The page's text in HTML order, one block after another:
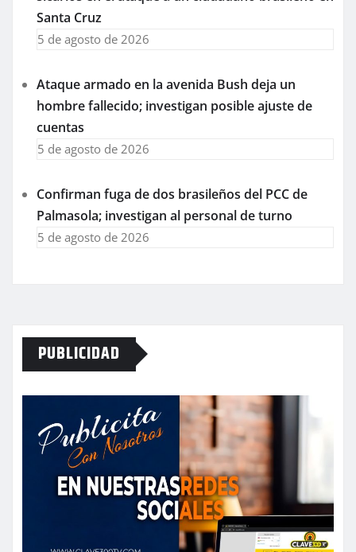
Santa Cruz
5 de agosto de 2026
Ataque armado en la avenida Bush deja un
hombre fallecido; investigan posible ajuste de
cuentas
5 de agosto de 2026
Confirman fuga de dos brasileños del PCC de
Palmasola; investigan al personal de turno
5 de agosto de 2026
PUBLICIDAD